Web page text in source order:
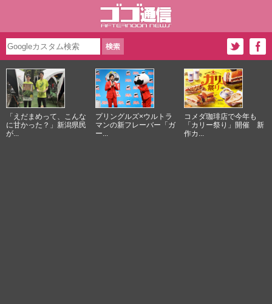
「えだまめって、こんな
に甘かった？」新潟県民
が...
プリングルズ×ウルトラ
マンの新フレーバー「ガ
ー...
コメダ珈琲店で今年も
「カリー祭り」開催 新
作カ...